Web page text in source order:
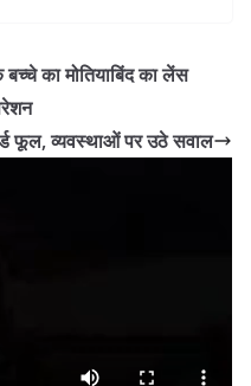
का मोतियाबिंद का लेंस
फूल, व्यवस्थाओं पर उठे सवाल